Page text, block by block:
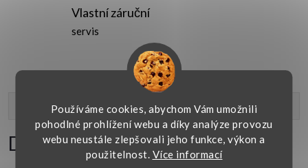
Používáme cookies, abychom Vám umožnili
pohodlné prohlížení webu a díky analýze provozu
webu neustále zlepšovali jeho funkce, výkon a
použitelnost. Více informací
Vlastní záruční
servis
Popis produktu
Detailní popis produktu